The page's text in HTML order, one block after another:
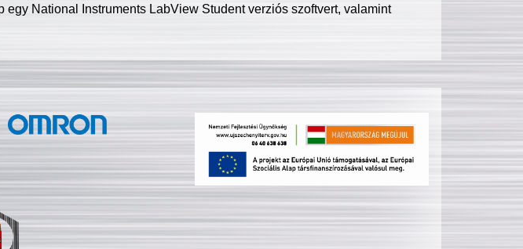
National Instruments LabView Student verziós szoftvert, valamint